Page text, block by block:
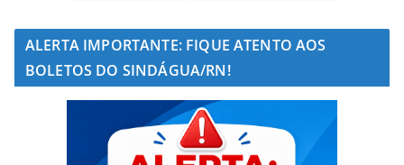
ALERTA IMPORTANTE: FIQUE ATENTO AOS
BOLETOS DO SINDÁGUA/RN!